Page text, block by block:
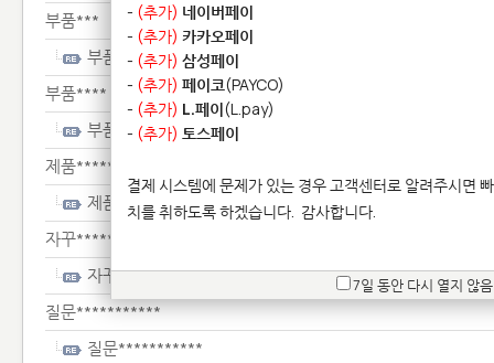
부품***
부품***
부품****
부품****
제품**********
제품**********
자꾸**********************
자꾸**********************
질문***********
질문***********
- (추가) 네이버페이
- (추가) 카카오페이
- (추가) 삼성페이
- (추가) 페이코(PAYCO)
- (추가) L.페이(L.pay)
- (추가) 토스페이
결제 시스템에 문제가 있는 경우 고객센터로 알려주시면
치를 취하도록 하겠습니다. 감사합니다.
7일 동안 다시 열지 않음